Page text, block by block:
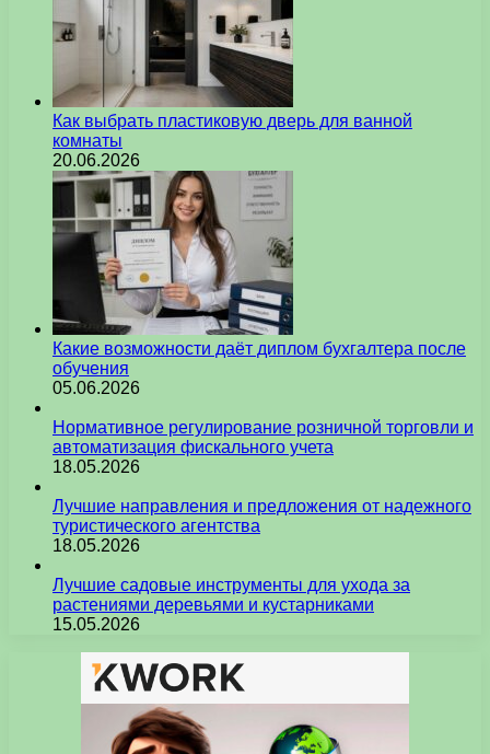
Как выбрать пластиковую дверь для ванной
комнаты
20.06.2026
Какие возможности даёт диплом бухгалтера после
обучения
05.06.2026
Нормативное регулирование розничной торговли и
автоматизация фискального учета
18.05.2026
Лучшие направления и предложения от надежного
туристического агентства
18.05.2026
Лучшие садовые инструменты для ухода за
растениями деревьями и кустарниками
15.05.2026